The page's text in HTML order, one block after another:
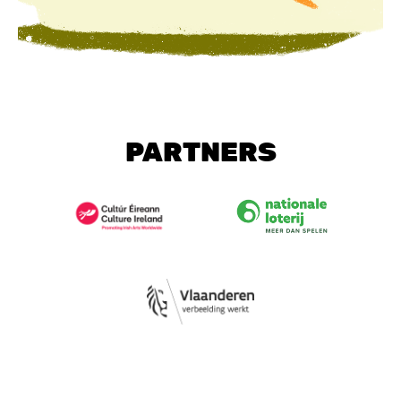
PARTNERS
Image Image
Image